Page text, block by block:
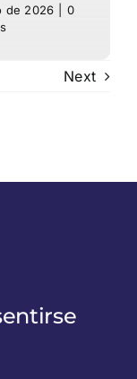
de 2026
0
Next